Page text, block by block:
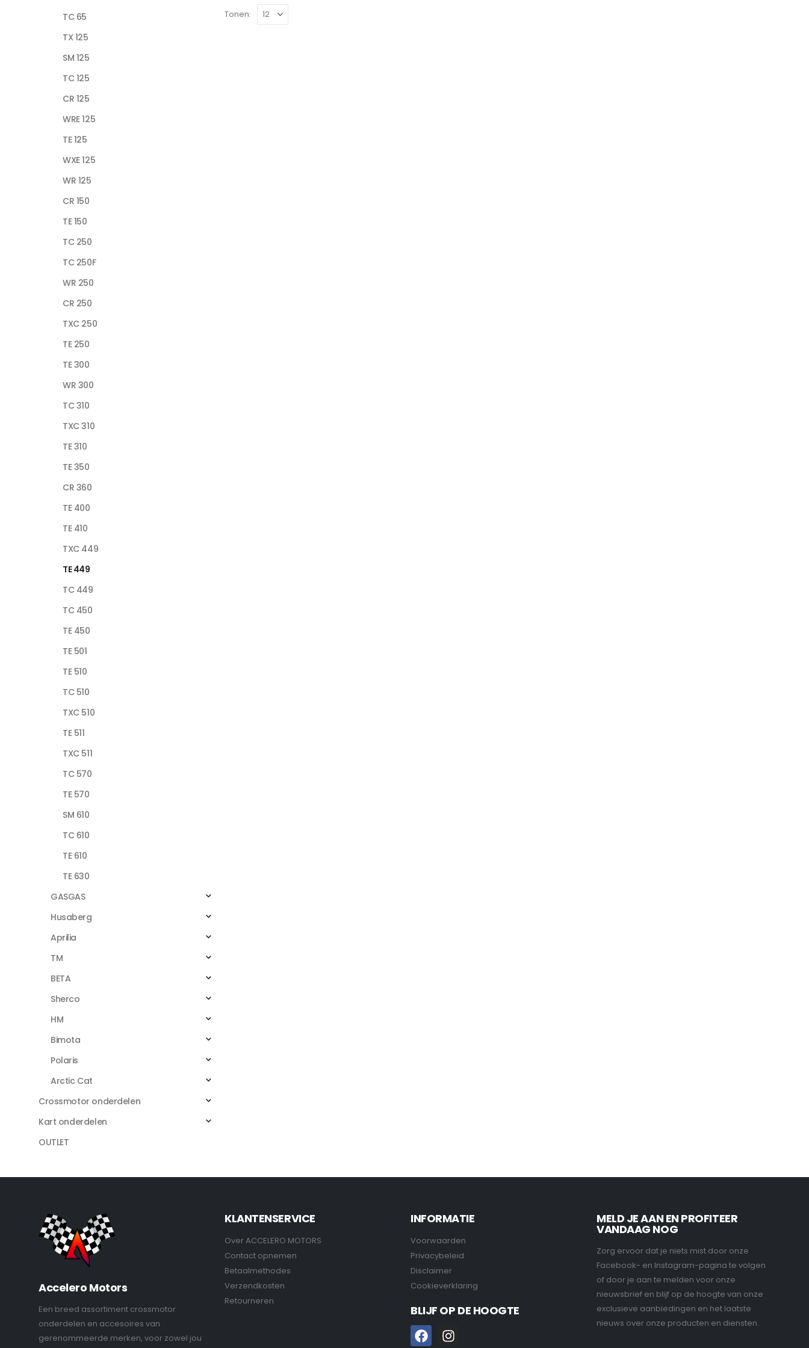
Tonen:
TC 65
TX 125
SM 125
TC 125
CR 125
WRE 125
TE 125
WXE 125
WR 125
CR 150
TE 150
TC 250
TC 250F
WR 250
CR 250
TXC 250
TE 250
TE 300
WR 300
TC 310
TXC 310
TE 310
TE 350
CR 360
TE 400
TE 410
TXC 449
TE 449
TC 449
TC 450
TE 450
TE 501
TE 510
TC 510
TXC 510
TE 511
TXC 511
TC 570
TE 570
SM 610
TC 610
TE 610
TE 630
GASGAS
Husaberg
Aprilia
TM
BETA
Sherco
HM
Bimota
Polaris
Arctic Cat
Crossmotor onderdelen
Kart onderdelen
OUTLET
Accelero Motors
Een breed assortiment crossmotor
onderdelen en accesoires van
gerenommeerde merken, voor zowel jou
KLANTENSERVICE
Over ACCELERO MOTORS
Contact opnemen
Betaalmethodes
Verzendkosten
Retourneren
INFORMATIE
Voorwaarden
Privacybeleid
Disclaimer
Cookieverklaring
BLIJF OP DE HOOGTE
MELD JE AAN EN PROFITEER
VANDAAG NOG
Zorg ervoor dat je niets mist door onze
Facebook- en Instagram-pagina te volgen
of door je aan te melden voor onze
nieuwsbrief en blijf op de hoogte van onze
exclusieve aanbiedingen en het laatste
nieuws over onze producten en diensten.